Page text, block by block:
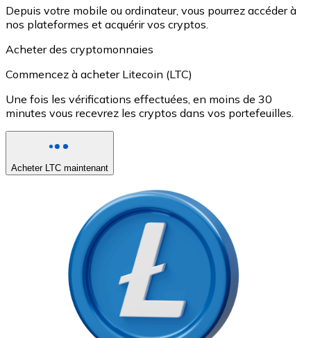
Depuis votre mobile ou ordinateur, vous pourrez accéder à
nos plateformes et acquérir vos cryptos.
Acheter des cryptomonnaies
Commencez à acheter Litecoin (LTC)
Une fois les vérifications effectuées, en moins de 30
minutes vous recevrez les cryptos dans vos portefeuilles.
Acheter LTC maintenant